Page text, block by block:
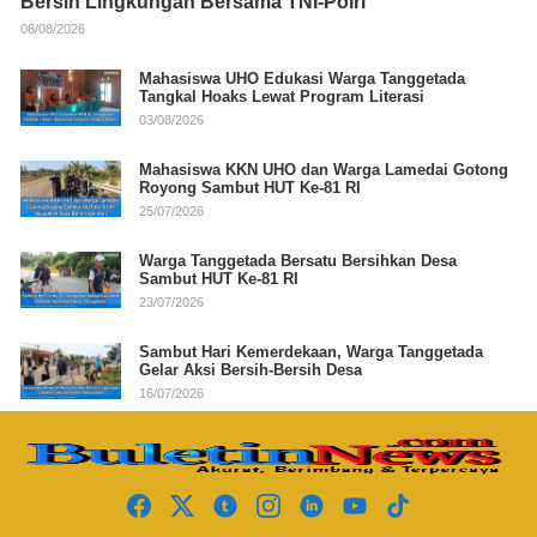
06/08/2026
Mahasiswa UHO Edukasi Warga Tanggetada
Tangkal Hoaks Lewat Program Literasi
03/08/2026
Mahasiswa KKN UHO dan Warga Lamedai Gotong
Royong Sambut HUT Ke-81 RI
25/07/2026
Warga Tanggetada Bersatu Bersihkan Desa
Sambut HUT Ke-81 RI
23/07/2026
Sambut Hari Kemerdekaan, Warga Tanggetada
Gelar Aksi Bersih-Bersih Desa
16/07/2026